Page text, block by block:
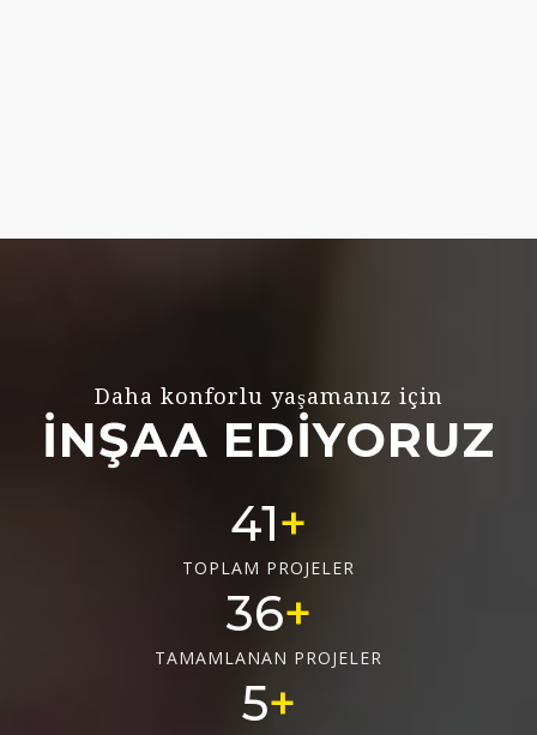
Daha konforlu yaşamanız için
İNŞAA EDİYORUZ
55
TOPLAM PROJELER
48
TAMAMLANAN PROJELER
6